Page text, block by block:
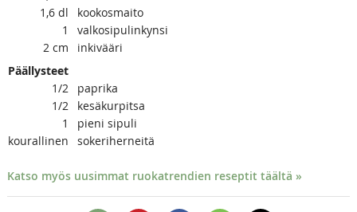
1,6 dl
kookosmaito
1
valkosipulinkynsi
2 cm
inkivääri
Päällysteet
1/2
paprika
1/2
kesäkurpitsa
1
pieni sipuli
kourallinen
sokeriherneitä
Katso myös uusimmat ruokatrendien reseptit täältä »